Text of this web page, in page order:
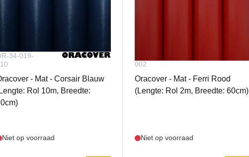
34-019-
- Mat - Corsair Blauw
Rol 10m, Breedte:
Niet op voorraad
002
Oracover - Mat - Ferri Rood
(Lengte: Rol 2m, Breedte: 60cm)
Niet op voorraad